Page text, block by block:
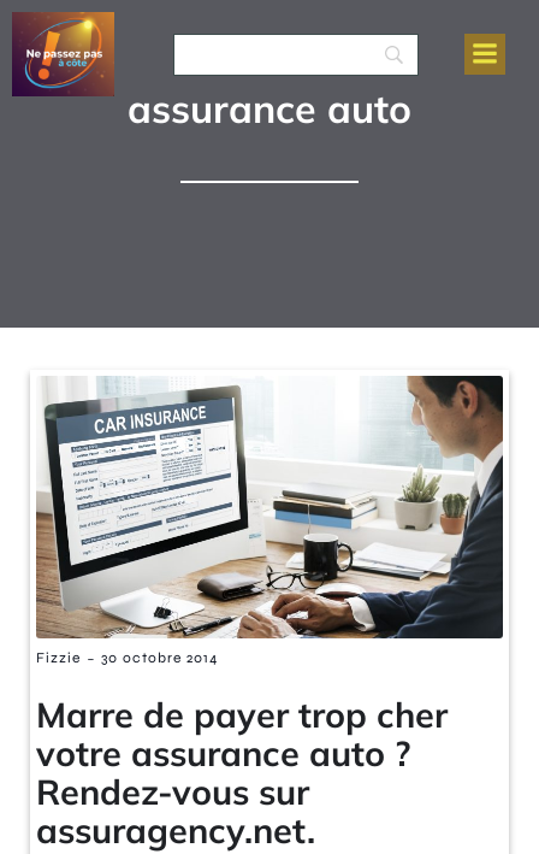
assurance auto
Fizzie - 30 octobre 2014
Marre de payer trop cher
votre assurance auto ?
Rendez-vous sur
assuragency.net.